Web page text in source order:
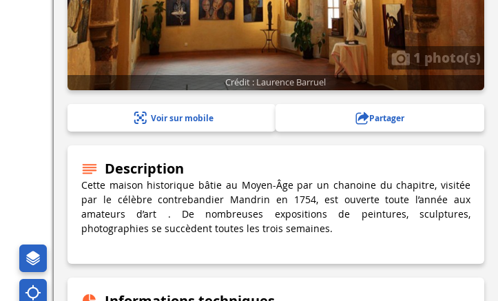
1 photo(s)
Crédit : Laurence Barruel
Voir sur mobile Partager
Description
Cette maison historique bâtie au Moyen-Âge par un chanoine du chapitre, visitée
par le célèbre contrebandier Mandrin en 1754, est ouverte toute l’année aux
amateurs d’art . De nombreuses expositions de peintures, sculptures,
photographies se succèdent toutes les trois semaines.